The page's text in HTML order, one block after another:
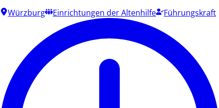
Würzburg
Einrichtungen der Altenhilfe Führungskraft